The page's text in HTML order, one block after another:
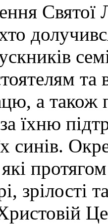
Святої
та
а також
їхню
синів.
зрілості